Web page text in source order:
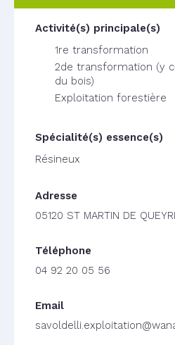
1re transformation
2de transformation (y
du bois)
Exploitation forestière
Résineux
05120 ST MARTIN DE
04 92 20 05 56